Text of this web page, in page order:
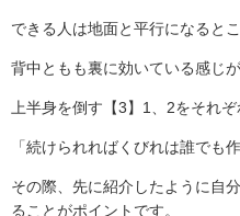
できる人は地面と平行になると
背中ともも裏に効いている感じが
上半身を倒す【3】1、2をそれ
「続けられればくびれは誰でも
その際、先に紹介したように自
ることがポイントです。